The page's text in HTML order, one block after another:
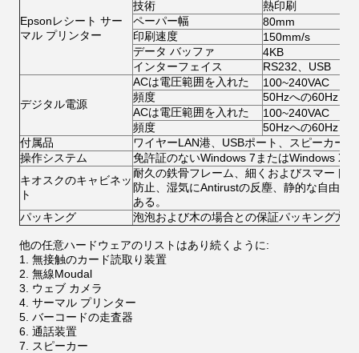
Epsonレシート サー
マル プリンター
技術
熱印刷
ペーパー幅
80mm
印刷速度
150mm/s
データ バッファ
4KB
インターフェイス
RS232、USB
デジタル電源
ACは電圧範囲を入れた
100~240VAC
頻度
50Hzへの60Hz
ACは電圧範囲を入れた
100~240VAC
頻度
50Hzへの60Hz
付属品
ワイヤーLAN港、USBポート、スピーカー
操作システム
免許証のないWindows 7またはWindows XP
キオスクのキャビネッ
ト
耐久の鉄骨フレーム、細くおよびスマート
防止、湿気にAntirustの反塵、静的な自由制
ある。
パッキング
泡泡および木の場合との保証パッキング方法
他の任意ハードウェアのリストはあり続くように:
無接触のカード読取り装置
無線Moudal
ウェブ カメラ
サーマル プリンター
バーコードの走査器
通話装置
スピーカー